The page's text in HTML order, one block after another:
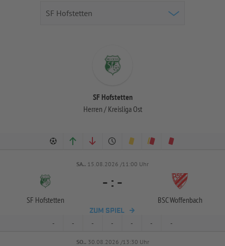
SF Hofstetten
Herren / Kreisliga Ost
SA.. 15.08.2026 /11:00 Uhr
SF Hofstetten
- : -
BSC Woffenbach
ZUM SPIEL
- - - - - - -
SO.. 30.08.2026 /13:30 Uhr